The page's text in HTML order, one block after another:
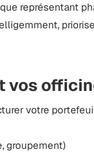
représentant
vos
votre
groupement)